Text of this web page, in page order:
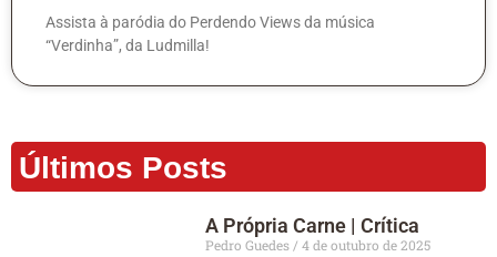
Assista à paródia do Perdendo Views da música
“Verdinha”, da Ludmilla!
Últimos Posts
A Própria Carne | Crítica
Pedro Guedes
4 de outubro de 2025